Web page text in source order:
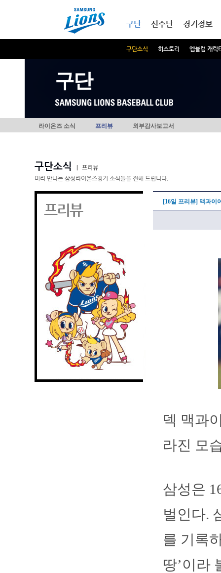
구단
구단소식 히스토리 엠블럼 캐릭
선수단 경기정보
구단
라이온즈 소식 프리뷰 외부감사보고서
구단소식
프리뷰
미리 만나는 삼성라이온즈경기 소식들을 전해 드립니다.
프리뷰 [16일 프리뷰] 맥과이
덱 맥과
라진 모
삼성은
벌인다.
를 기록
땅’이라